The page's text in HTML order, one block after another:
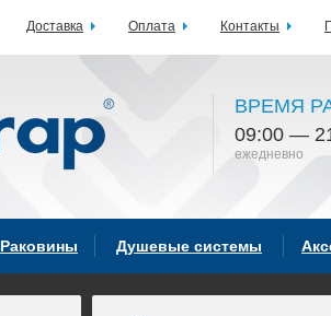
ВРЕМЯ
09:00 —
ежедневно
Раковины Душевые системы
Доставка Оплата Контакты